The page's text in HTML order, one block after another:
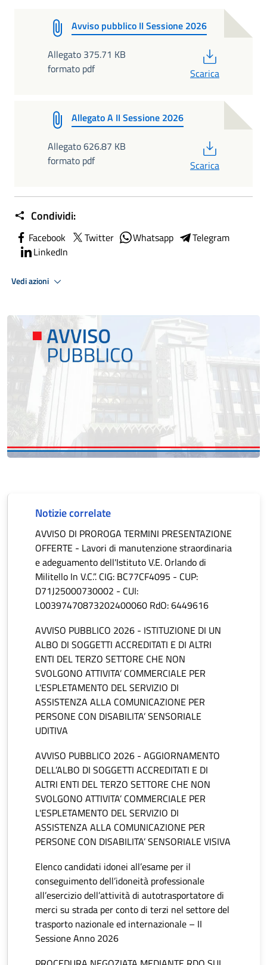
Avviso pubblico II Sessione 2026
Allegato 375.71 KB
formato pdf
Scarica
Allegato A II Sessione 2026
Allegato 626.87 KB
formato pdf
Scarica
Condividi:
Facebook Twitter Whatsapp
Telegram
LinkedIn
Vedi azioni
Notizie correlate
AVVISO DI PROROGA TERMINI PRESENTAZIONE
OFFERTE - Lavori di manutenzione straordinaria
e adeguamento dell'Istituto V.E. Orlando di
Militello In V.C.”. CIG: BC77CF4095 - CUP:
D71J25000730002 - CUI:
L00397470873202400060 RdO: 6449616
AVVISO PUBBLICO 2026 - ISTITUZIONE DI UN
ALBO DI SOGGETTI ACCREDITATI E DI ALTRI
ENTI DEL TERZO SETTORE CHE NON
SVOLGONO ATTIVITA’ COMMERCIALE PER
L'ESPLETAMENTO DEL SERVIZIO DI
ASSISTENZA ALLA COMUNICAZIONE PER
PERSONE CON DISABILITA’ SENSORIALE
UDITIVA
AVVISO PUBBLICO 2026 - AGGIORNAMENTO
DELL’ALBO DI SOGGETTI ACCREDITATI E DI
ALTRI ENTI DEL TERZO SETTORE CHE NON
SVOLGONO ATTIVITA’ COMMERCIALE PER
L'ESPLETAMENTO DEL SERVIZIO DI
ASSISTENZA ALLA COMUNICAZIONE PER
PERSONE CON DISABILITA’ SENSORIALE VISIVA
Elenco candidati idonei all’esame per il
conseguimento dell’idoneità professionale
all’esercizio dell’attività di autotrasportatore di
merci su strada per conto di terzi nel settore del
trasporto nazionale ed internazionale – II
Sessione Anno 2026